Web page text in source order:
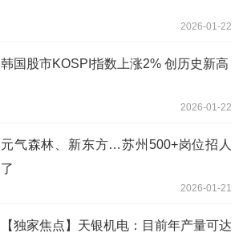
2026-01-22
韩国股市KOSPI指数上涨2% 创历史新高
2026-01-22
元气森林、新东方…苏州500+岗位招人
了
2026-01-21
【独家焦点】天银机电：目前年产量可达